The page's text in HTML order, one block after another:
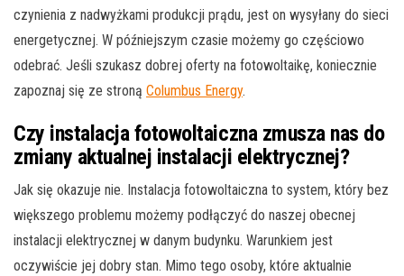
czynienia z nadwyżkami produkcji prądu, jest on wysyłany do sieci
energetycznej. W późniejszym czasie możemy go częściowo
odebrać. Jeśli szukasz dobrej oferty na fotowoltaikę, koniecznie
zapoznaj się ze stroną Columbus Energy.
Czy instalacja fotowoltaiczna zmusza nas do
zmiany aktualnej instalacji elektrycznej?
Jak się okazuje nie. Instalacja fotowoltaiczna to system, który bez
większego problemu możemy podłączyć do naszej obecnej
instalacji elektrycznej w danym budynku. Warunkiem jest
oczywiście jej dobry stan. Mimo tego osoby, które aktualnie